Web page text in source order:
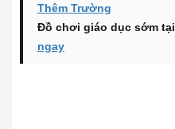
Thêm Trường
Đồ chơi giáo dục sớm
ngay